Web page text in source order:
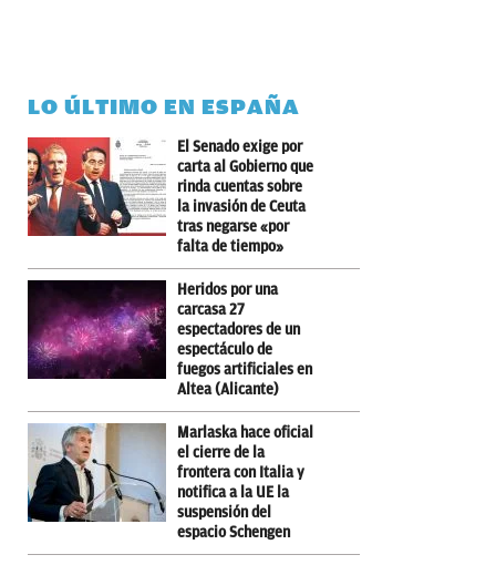
LO ÚLTIMO EN ESPAÑA
El Senado exige por
carta al Gobierno que
rinda cuentas sobre
la invasión de Ceuta
tras negarse «por
falta de tiempo»
Heridos por una
carcasa 27
espectadores de un
espectáculo de
fuegos artificiales en
Altea (Alicante)
Marlaska hace oficial
el cierre de la
frontera con Italia y
notifica a la UE la
suspensión del
espacio Schengen